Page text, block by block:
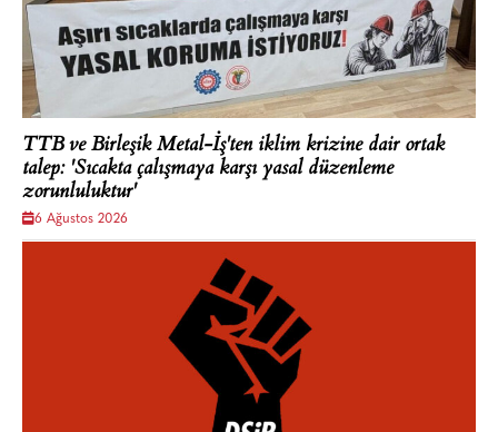
TTB ve Birleşik Metal-İş'ten iklim krizine dair ortak
talep: 'Sıcakta çalışmaya karşı yasal düzenleme
zorunluluktur'
6 Ağustos 2026